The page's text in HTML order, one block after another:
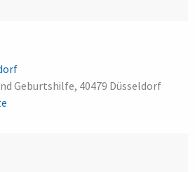
Geburtshilfe, 40479 Düsseldorf